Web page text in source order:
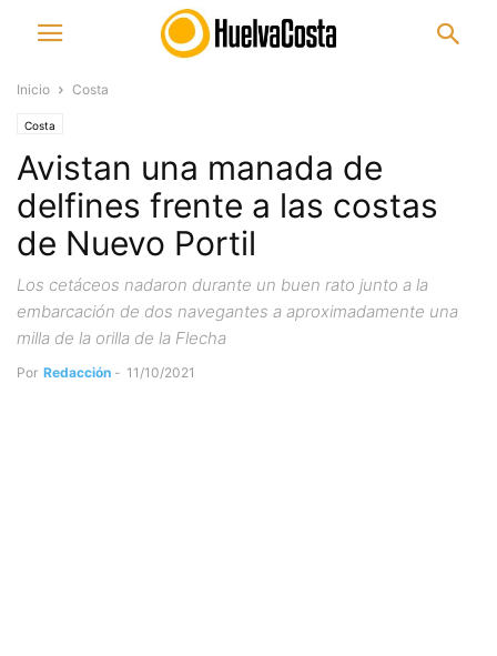
Inicio Costa
Costa
Avistan una manada de
delfines frente a las costas
de Nuevo Portil
Los cetáceos nadaron durante un buen rato junto a la
embarcación de dos navegantes a aproximadamente una
milla de la orilla de la Flecha
Por Redacción - 11/10/2021